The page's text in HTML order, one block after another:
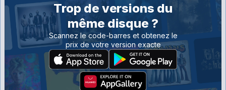
Trop de versions du
même disque ?
Scannez le code-barres et obtenez le
prix de votre version exacte